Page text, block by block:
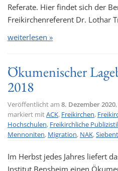
Referate. Hier findet sich der
Freikirchenreferent Dr. Lothar
weiterlesen »
Ökumenischer
2018
Veröffentlicht am 8. Dezember 2020
markiert mitACK, Freikirchen,
Hochschulen, Freikirchliche
Mennoniten, Migration, NAK,
Im Herbst jedes Jahres liefert
Institut Bensheim einen